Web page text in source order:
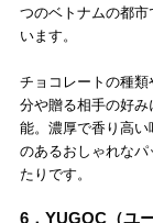
つのベトナムの都
います。
チョコレートの種
分や贈る相手の好
能。濃厚で香り高
のあるおしゃれな
たりです。
6．YUGOC（ユ